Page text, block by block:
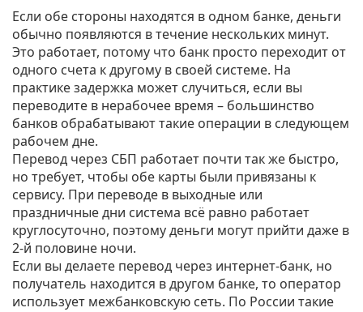
Если обе стороны находятся в одном банке, деньги
обычно появляются в течение нескольких минут.
Это работает, потому что банк просто переходит от
одного счета к другому в своей системе. На
практике задержка может случиться, если вы
переводите в нерабочее время – большинство
банков обрабатывают такие операции в следующем
рабочем дне.
Перевод через СБП работает почти так же быстро,
но требует, чтобы обе карты были привязаны к
сервису. При переводе в выходные или
праздничные дни система всё равно работает
круглосуточно, поэтому деньги могут прийти даже в
2‑й половине ночи.
Если вы делаете перевод через интернет‑банк, но
получатель находится в другом банке, то оператор
использует межбанковскую сеть. По России такие